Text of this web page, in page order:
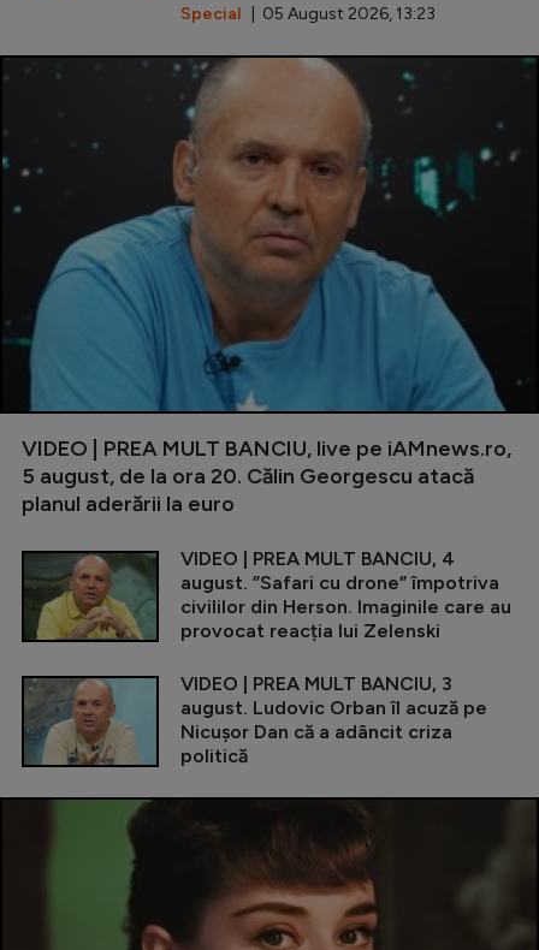
Special | 05 August 2026, 13:23
VIDEO | PREA MULT BANCIU, live pe iAMnews.ro,
5 august, de la ora 20. Călin Georgescu atacă
planul aderării la euro
VIDEO | PREA MULT BANCIU, 4
august. ”Safari cu drone” împotriva
civililor din Herson. Imaginile care au
provocat reacția lui Zelenski
VIDEO | PREA MULT BANCIU, 3
august. Ludovic Orban îl acuză pe
Nicușor Dan că a adâncit criza
politică